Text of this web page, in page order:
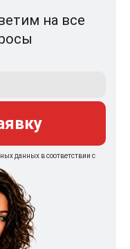
на все
данных в соответствии с